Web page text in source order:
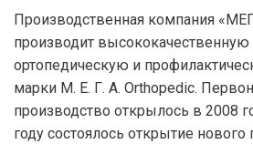
Производственная компания
производит высококачественную
ортопедическую и
марки М. Е. Г. А. Orthopedic.
производство открылось в 2008
году состоялось открытие нового